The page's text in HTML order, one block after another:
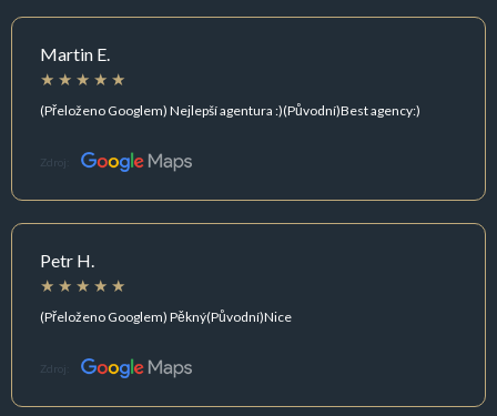
Martin E.
(Přeloženo Googlem) Nejlepší agentura :)(Původní)Best agency:)
Zdroj:
Petr H.
(Přeloženo Googlem) Pěkný(Původní)Nice
Zdroj: